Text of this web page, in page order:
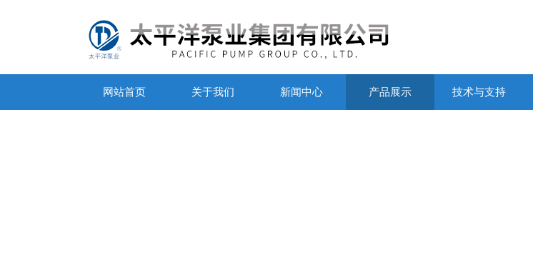
网站首页 关于我们 新闻中心 产品展示 技术与支持